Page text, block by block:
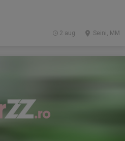
Seini, MM
2 aug.